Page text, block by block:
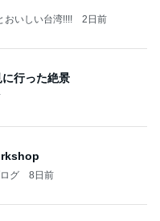
おいしい台湾!!!! 2日前
行った絶景
グ 8日前